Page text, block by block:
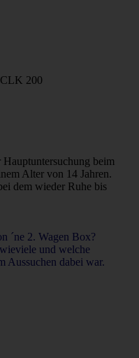
200
beim
Alter von 14 Jahren.
dem wieder Ruhe bis
´ne 2. Wagen Box?
und welche
Aussuchen dabei war.